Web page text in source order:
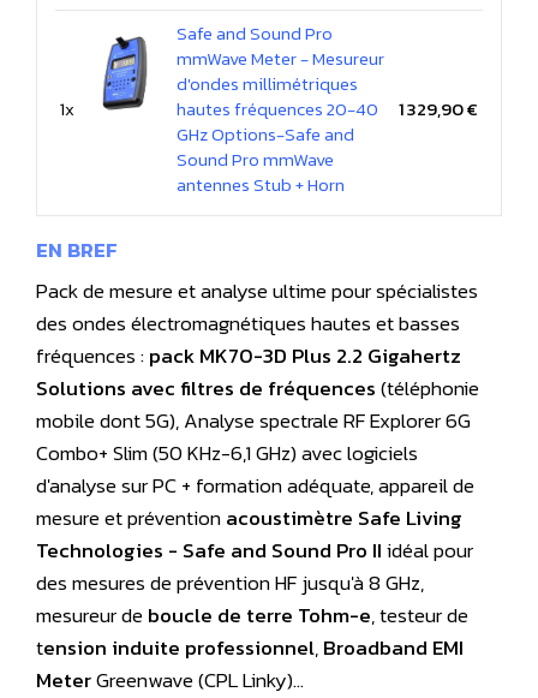
1x
Safe and Sound Pro
mmWave Meter - Mesureur
d'ondes millimétriques
hautes fréquences 20-40
GHz Options-Safe and
Sound Pro mmWave
antennes Stub + Horn
1 329,90 €
EN BREF
Pack de mesure et analyse ultime pour spécialistes
des ondes électromagnétiques hautes et basses
fréquences :pack MK70-3D Plus 2.2 Gigahertz
Solutions avec filtres de fréquences(téléphonie
mobile dont 5G), Analyse spectrale RF Explorer 6G
Combo+ Slim (50 KHz-6,1 GHz) avec logiciels
d'analyse sur PC + formation adéquate, appareil de
mesure et préventionacoustimètre Safe Living
Technologies - Safe and Sound Pro IIidéal pour
des mesures de prévention HF jusqu'à 8 GHz,
mesureur deboucle de terre Tohm-e, testeur de
tension induite professionnel,Broadband EMI
MeterGreenwave (CPL Linky)…